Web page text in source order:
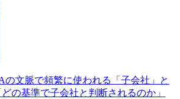
文脈で頻繁に使われる「子会社」と
の基準で子会社と判断されるのか」